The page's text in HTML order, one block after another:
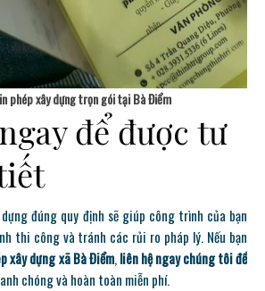
phép xây dựng trọn gói tại Bà Điểm
để được tư
đúng quy định sẽ giúp công trình của bạn
thi công và tránh các rủi ro pháp lý. Nếu bạn
xây dựng xã Bà Điểm,liên hệ ngay chúng tôi để
chóng và hoàn toàn miễn phí.